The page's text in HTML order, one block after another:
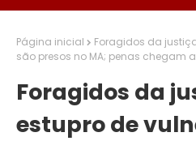
Página inicial
Foragidos da
são presos no MA; penas chegam
Foragidos da
estupro de